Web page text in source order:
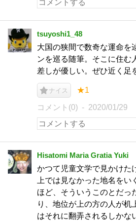
tsuyoshi1_48
大国の狭間で数奇な運命を
ンを巡る随筆。そこに住む
差しが優しい。ぜひ近く足
ナイス ★1
コメント(0) 2020/01/29
Hisatomi Maria Gratia Yuki
かつて児童文学で見かけた
上では見なかった地名をい
ほど、そういうこのとだっ
り、地位が上の方の人が机
はそれに翻弄されるしかな